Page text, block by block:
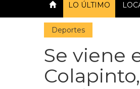
LO ÚLTIMO
Deportes
Se viene